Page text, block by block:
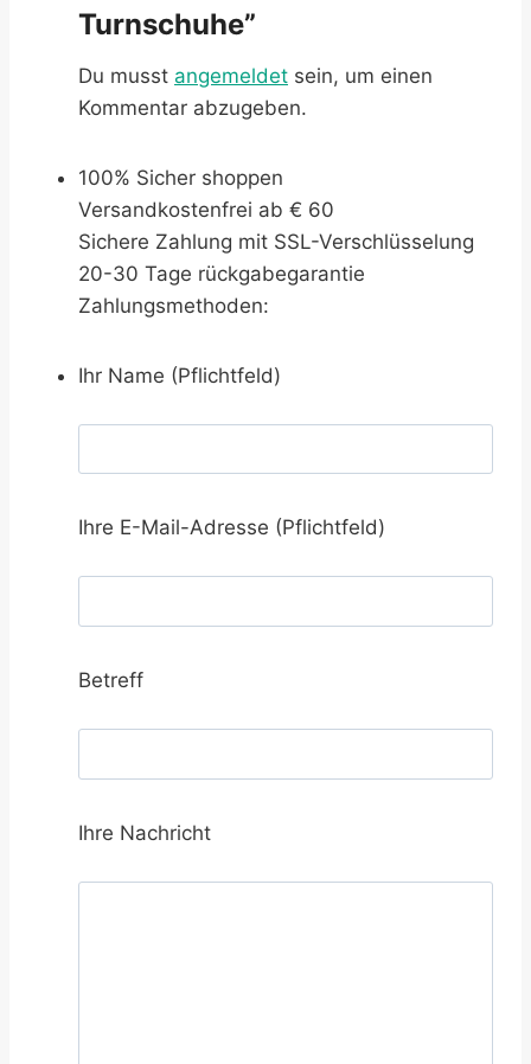
Turnschuhe”
Du musst angemeldet sein, um einen
Kommentar abzugeben.
100% Sicher shoppen
Versandkostenfrei ab € 60
Sichere Zahlung mit SSL-Verschlüsselung
20-30 Tage rückgabegarantie
Zahlungsmethoden:
Ihr Name (Pflichtfeld)
Ihre E-Mail-Adresse (Pflichtfeld)
Betreff
Ihre Nachricht